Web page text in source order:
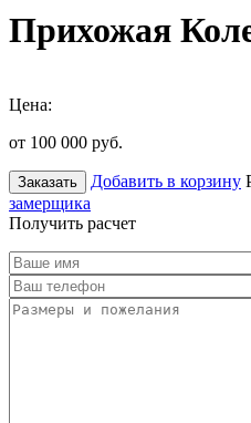
Прихожая
Цена:
от 100 000 руб.
Заказать Добавить в корзину
замерщика
Получить расчет